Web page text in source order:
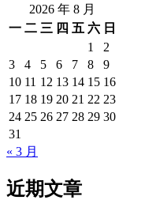
2026 年 8 月
一 二 三 四 五 六 日
1
2
3
4 5 6 7 8
9
10 11 12 13 14 15 16
17 18 19 20 21 22 23
24 25 26 27 28 29 30
31
« 3 月
近期文章